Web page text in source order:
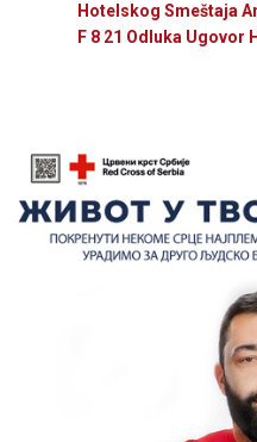
Hotelskog Smeštaja
F 8 21 Odluka Ugovor